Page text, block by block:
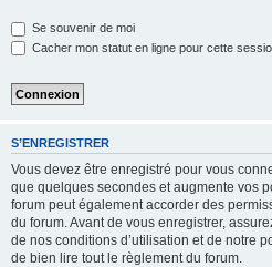
Se souvenir de moi
Cacher mon statut en ligne pour cette
S’ENREGISTRER
Vous devez être enregistré pour vous
que quelques secondes et augmente vos
forum peut également accorder des
du forum. Avant de vous enregistrer,
de nos conditions d’utilisation et de notre
de bien lire tout le règlement du forum.